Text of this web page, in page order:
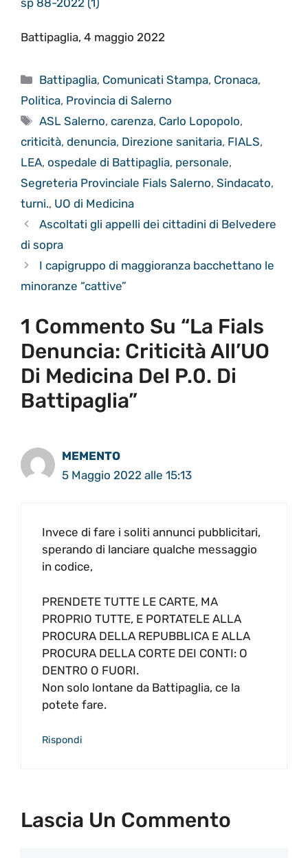
Battipaglia, 4 maggio 2022
Categorie
Battipaglia, Comunicati Stampa, Cronaca,
Politica, Provincia di Salerno
Tag
ASL Salerno,carenza, Carlo Lopopolo,
criticità, denuncia, Direzione sanitaria, FIALS,
LEA, ospedale di Battipaglia, personale,
Segreteria Provinciale Fials Salerno, Sindacato,
turni., UO di Medicina
Ascoltati gli appelli dei cittadini di Belvedere
di sopra
I capigruppo di maggioranza bacchettano le
minoranze “cattive”
1 Commento Su “La Fials
Denuncia: Criticità All’UO
Di Medicina Del P.0. Di
Battipaglia”
MEMENTO
5 Maggio 2022 alle 15:13
Invece di fare i soliti annunci pubblicitari,
sperando di lanciare qualche messaggio
in codice,
PRENDETE TUTTE LE CARTE, MA
PROPRIO TUTTE, E PORTATELE ALLA
PROCURA DELLA REPUBBLICA E ALLA
PROCURA DELLA CORTE DEI CONTI: O
DENTRO O FUORI.
Non solo lontane da Battipaglia, ce la
potete fare.
Rispondi
Lascia Un Commento